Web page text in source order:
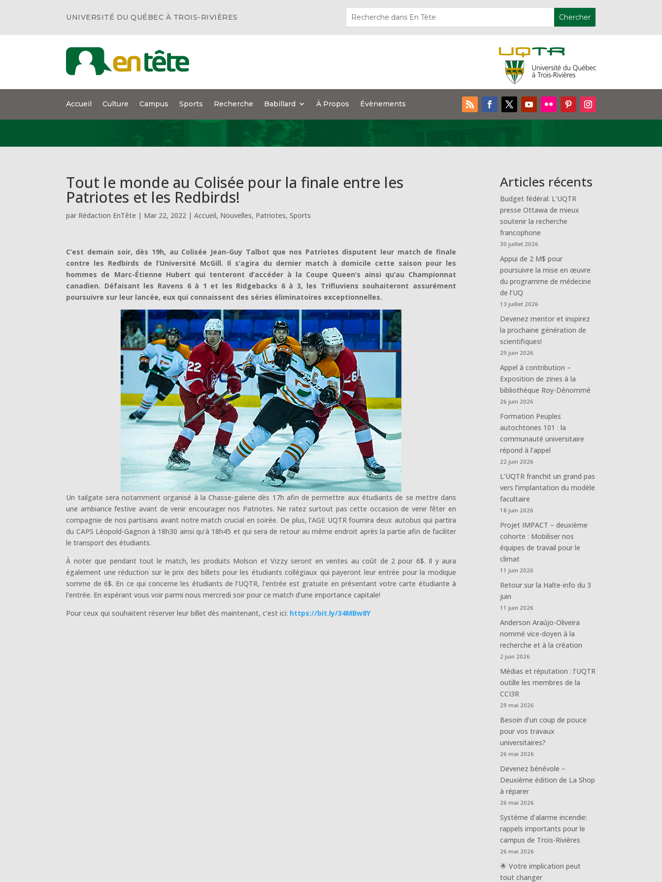
UNIVERSITÉ DU QUÉBEC À TROIS-RIVIÈRES
Accueil Culture Campus Sports Recherche Babillard À Propos Évènements
Tout le monde au Colisée pour la finale entre les
Patriotes et les Redbirds!
par Rédaction EnTête | Mar 22, 2022 |Accueil, Nouvelles, Patriotes,Sports
C’est demain soir, dès 19h, au Colisée Jean-Guy Talbot que nos Patriotes disputent leur match de finale
contre les Redbirds de l’Université McGill. Il s’agira du dernier match à domicile cette saison pour les
hommes de Marc-Étienne Hubert qui tenteront d’accéder à la Coupe Queen’s ainsi qu’au Championnat
canadien. Défaisant les Ravens 6 à 1 et les Ridgebacks 6 à 3, les Trifluviens souhaiteront assurément
poursuivre sur leur lancée, eux qui connaissent des séries éliminatoires exceptionnelles.
Un tailgate sera notamment organisé à la Chasse-galerie dès 17h afin de permettre aux étudiants de se mettre dans
une ambiance festive avant de venir encourager nos Patriotes. Ne ratez surtout pas cette occasion de venir fêter en
compagnie de nos partisans avant notre match crucial en soirée. De plus, l’AGE UQTR fournira deux autobus qui partira
du CAPS Léopold-Gagnon à 18h30 ainsi qu’à 18h45 et qui sera de retour au même endroit après la partie afin de faciliter
le transport des étudiants.
À noter que pendant tout le match, les produits Molson et Vizzy seront en ventes au coût de 2 pour 6$. Il y aura
également une réduction sur le prix des billets pour les étudiants collégiaux qui payeront leur entrée pour la modique
somme de 6$. En ce qui concerne les étudiants de l’UQTR, l’entrée est gratuite en présentant votre carte étudiante à
l’entrée. En espérant vous voir parmi nous mercredi soir pour ce match d’une importance capitale!
Pour ceux qui souhaitent réserver leur billet dès maintenant, c’est ici: https://bit.ly/34MBw8Y
Articles récents
Budget fédéral: L’UQTR
presse Ottawa de mieux
soutenir la recherche
francophone
30 juillet 2026
Appui de 2 M$ pour
poursuivre la mise en œuvre
du programme de médecine
de l’UQ
13 juillet 2026
Devenez mentor et inspirez
la prochaine génération de
scientifiques!
29 juin 2026
Appel à contribution –
Exposition de zines à la
bibliothèque Roy-Dénommé
26 juin 2026
Formation Peuples
autochtones 101 : la
communauté universitaire
répond à l’appel
22 juin 2026
L’UQTR franchit un grand pas
vers l’implantation du modèle
facultaire
18 juin 2026
Projet IMPACT – deuxième
cohorte : Mobiliser nos
équipes de travail pour le
climat
11 juin 2026
Retour sur la Halte-info du 3
juin
11 juin 2026
Anderson Araújo-Oliveira
nommé vice-doyen à la
recherche et à la création
2 juin 2026
Médias et réputation : l’UQTR
outille les membres de la
CCI3R
29 mai 2026
Besoin d’un coup de pouce
pour vos travaux
universitaires?
26 mai 2026
Devenez bénévole –
Deuxième édition de La Shop
à réparer
26 mai 2026
Système d’alarme incendie:
rappels importants pour le
campus de Trois-Rivières
26 mai 2026
🌟 Votre implication peut
tout changer